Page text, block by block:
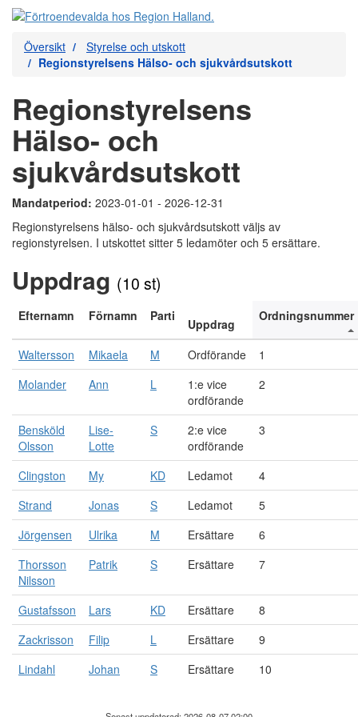
Översikt
Styrelse och utskott
Regionstyrelsens Hälso- och sjukvårdsutskott
Regionstyrelsens
Hälso- och
sjukvårdsutskott
Mandatperiod: 2023-01-01 - 2026-12-31
Regionstyrelsens hälso- och sjukvårdsutskott väljs av
regionstyrelsen. I utskottet sitter 5 ledamöter och 5 ersättare.
Uppdrag (10 st)
Efternamn Förnamn Parti
Uppdrag
Ordningsnummer
Waltersson Mikaela M Ordförande
1
Molander
Ann L
1:e vice
ordförande
2
Bensköld
Olsson
Lise-
Lotte
S
2:e vice
ordförande
3
Clingston My KD Ledamot
4
Strand
Jonas S Ledamot
5
Jörgensen
Ulrika M Ersättare
6
Thorsson
Nilsson
Patrik S Ersättare 7
Gustafsson Lars KD Ersättare
8
Zackrisson
Filip L Ersättare
9
Lindahl
Johan S Ersättare 10